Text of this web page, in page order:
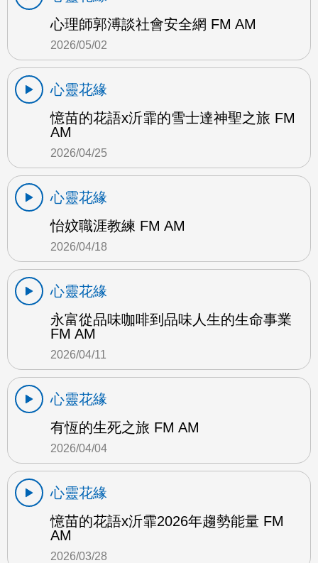
心理師郭溥談社會安全網 FM AM
2026/05/02
心靈花緣
憶苗的花語x沂霏的雪士達神聖之旅 FM
AM
2026/04/25
心靈花緣
怡妏職涯教練 FM AM
2026/04/18
心靈花緣
永富從品味咖啡到品味人生的生命事業
FM AM
2026/04/11
心靈花緣
有恆的生死之旅 FM AM
2026/04/04
心靈花緣
憶苗的花語x沂霏2026年趨勢能量 FM
AM
2026/03/28